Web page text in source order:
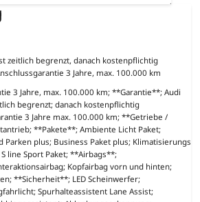
zeitlich begrenzt, danach kostenpflichtig
3 Jahre, max. 100.000 km
3 Jahre, max. 100.000 km; **Garantie**; Audi
begrenzt; danach kostenpflichtig
3 Jahre max. 100.000 km; **Getriebe /
**Pakete**; Ambiente Licht Paket;
Parken plus; Business Paket plus; Klimatisierungs
line Sport Paket; **Airbags**;
Kopfairbag vorn und hinten;
**Sicherheit**; LED Scheinwerfer;
Spurhalteassistent Lane Assist;